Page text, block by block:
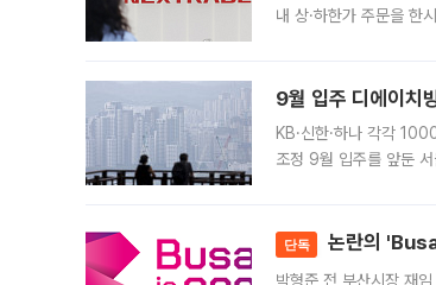
내 상·하한가 주문을 한
9월 입주 디에이치
KB·신한·하나 각각
조정 9월 입주를 앞둔
단독 논란의
박형준 전 부산시장 재